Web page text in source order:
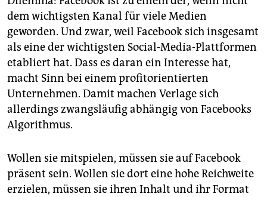
dem wichtigsten Kanal für viele Medien
geworden. Und zwar, weil Facebook sich insgesamt
als eine der wichtigsten Social-Media-Plattformen
etabliert hat. Dass es daran ein Interesse hat,
macht Sinn bei einem profitorientierten
Unternehmen. Damit machen Verlage sich
allerdings zwangsläufig abhängig von Facebooks
Algorithmus.
Wollen sie mitspielen, müssen sie auf Facebook
präsent sein. Wollen sie dort eine hohe Reichweite
erzielen, müssen sie ihren Inhalt und ihr Format